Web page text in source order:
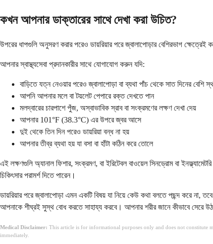
কখন আপনার ডাক্তারের সাথে দেখা করা উচিত?
উপরের ধাপগুলি অনুসরণ করার পরেও ডায়রিয়ার পরে জ্বালাপোড়ার বেশিরভাগ
আপনার স্বাস্থ্যসেবা প্রদানকারীর সাথে যোগাযোগ করুন যদি:
বাড়িতে যত্ন নেওয়ার পরেও জ্বালাপোড়া বা ব্যথা পাঁচ থেকে সাত দিনের বেশি
আপনি আপনার মলে বা টয়লেট পেপারে রক্ত দেখতে পান
মলদ্বারের চারপাশে পুঁজ, অস্বাভাবিক স্রাব বা সংক্রমণের লক্ষণ দেখা দেয়
আপনার 101°F (38.3°C) এর উপরে জ্বর আসে
দুই থেকে তিন দিন পরেও ডায়রিয়া বন্ধ না হয়
আপনার তীব্র ব্যথা হয় যা বসা বা হাঁটা কঠিন করে তোলে
এই লক্ষণগুলি অ্যানাল ফিশার, সংক্রমণ, বা ইরিটেবল বাওয়েল সিনড্রোম বা
চিকিৎসার পরামর্শ দিতে পারেন।
ডায়রিয়ার পরে জ্বালাপোড়া এমন একটি বিষয় যা নিয়ে কেউ কথা বলতে পছন্দ করে
আপনাকে শীঘ্রই সুস্থ বোধ করতে সাহায্য করবে। আপনার শরীর জানে কীভাবে সেরে
Medical Disclaimer: This article is for informational purposes only and does not constitute
immediately.